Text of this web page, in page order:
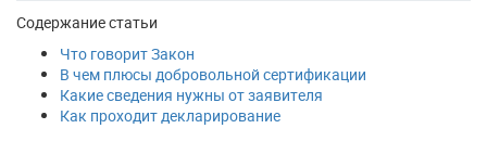
Содержание статьи
Что говорит Закон
В чем плюсы добровольной сертификации
Какие сведения нужны от заявителя
Как проходит декларирование